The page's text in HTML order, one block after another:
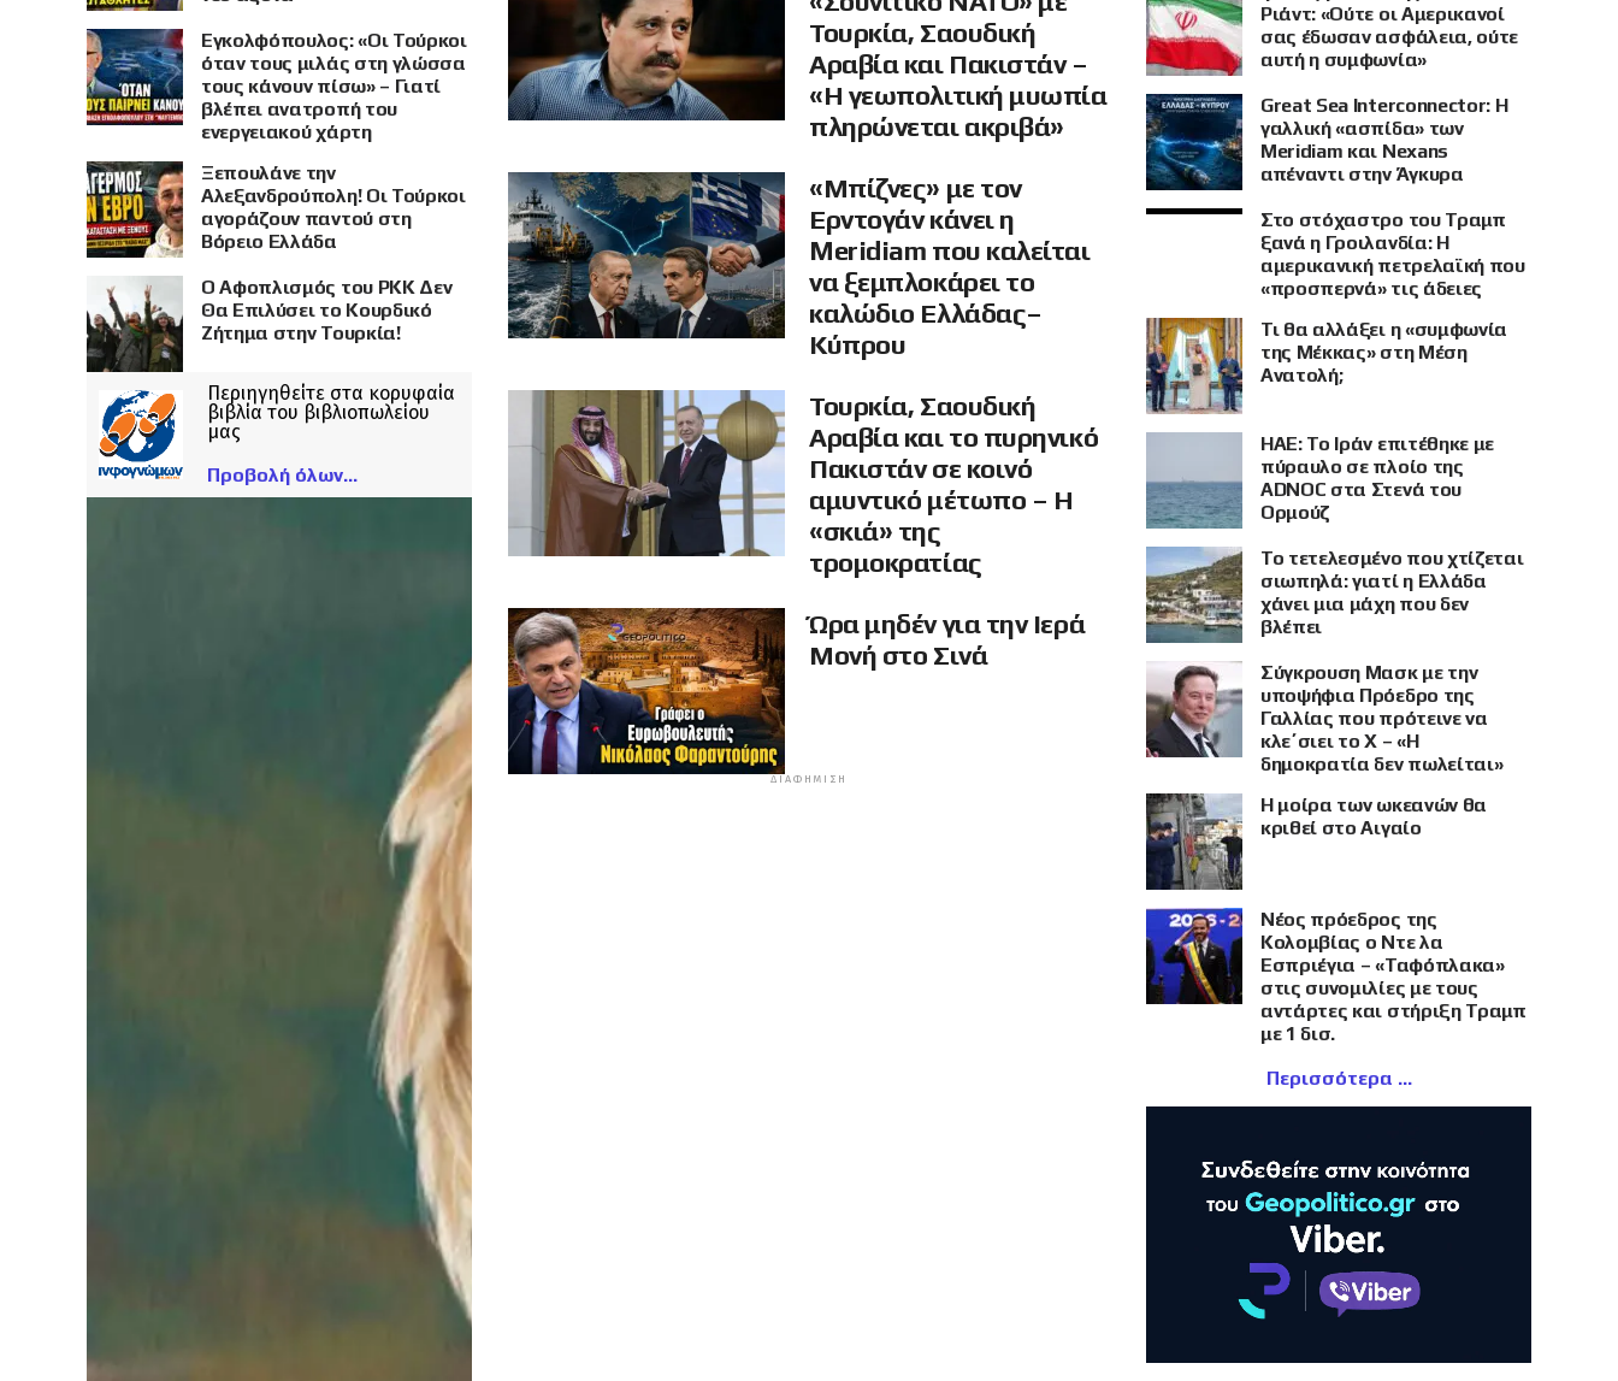
Τουρκία, Σαουδική
Αραβία και Πακιστάν –
«Η γεωπολιτική μυωπία
πληρώνεται ακριβά»
«Μπίζνες» με τον
Ερντογάν κάνει η
Meridiam που καλείται
να ξεμπλοκάρει το
καλώδιο Ελλάδας–
Κύπρου
Τουρκία, Σαουδική
Αραβία και το πυρηνικό
Πακιστάν σε κοινό
αμυντικό μέτωπο – Η
«σκιά» της
τρομοκρατίας
Ώρα μηδέν για την Ιερά
Μονή στο Σινά
ΔΙΑΦΉΜΙΣΗ
Εγκολφόπουλος: «Οι Τούρκοι
όταν τους μιλάς στη γλώσσα
τους κάνουν πίσω» – Γιατί
βλέπει ανατροπή του
ενεργειακού χάρτη
Ξεπουλάνε την
Αλεξανδρούπολη! Οι Τούρκοι
αγοράζουν παντού στη
Βόρειο Ελλάδα
Ο Αφοπλισμός του PKK Δεν
Θα Επιλύσει το Κουρδικό
Ζήτημα στην Τουρκία!
Περιηγηθείτε στα κορυφαία
βιβλία του βιβλιοπωλείου
μας
Προβολή όλων
Ριάντ: «Ούτε οι Αμερικανοί
σας έδωσαν ασφάλεια, ούτε
αυτή η συμφωνία»
Great Sea Interconnector: Η
γαλλική «ασπίδα» των
Meridiam και Nexans
απέναντι στην Άγκυρα
Στο στόχαστρο του Τραμπ
ξανά η Γροιλανδία: Η
αμερικανική πετρελαϊκή που
«προσπερνά» τις άδειες
Τι θα αλλάξει η «συμφωνία
της Μέκκας» στη Μέση
Ανατολή;
ΗΑΕ: Το Ιράν επιτέθηκε με
πύραυλο σε πλοίο της
ADNOC στα Στενά του
Ορμούζ
Το τετελεσμένο που χτίζεται
σιωπηλά: γιατί η Ελλάδα
χάνει μια μάχη που δεν
βλέπει
Σύγκρουση Μασκ με την
υποψήφια Πρόεδρο της
Γαλλίας που πρότεινε να
κλε΄σιει το X – «Η
δημοκρατία δεν πωλείται»
Η μοίρα των ωκεανών θα
κριθεί στο Αιγαίο
Νέος πρόεδρος της
Κολομβίας ο Ντε λα
Εσπριέγια – «Ταφόπλακα»
στις συνομιλίες με τους
αντάρτες και στήριξη Τραμπ
με 1 δισ.
Περισσότερα